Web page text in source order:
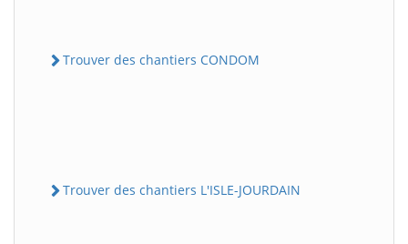
Trouver des chantiers CONDOM
Trouver des chantiers L'ISLE-JOURDAIN